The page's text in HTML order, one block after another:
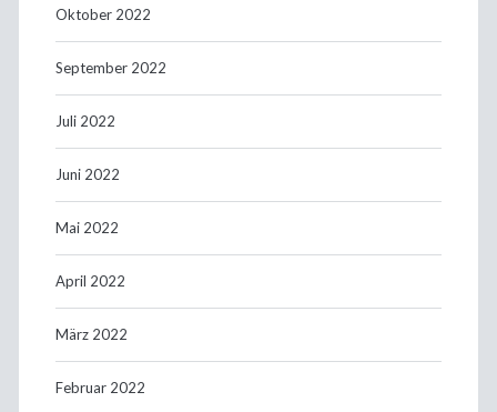
Oktober 2022
September 2022
Juli 2022
Juni 2022
Mai 2022
April 2022
März 2022
Februar 2022